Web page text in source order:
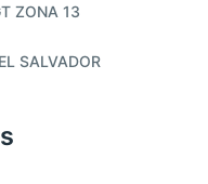
ZONA 13
SALVADOR